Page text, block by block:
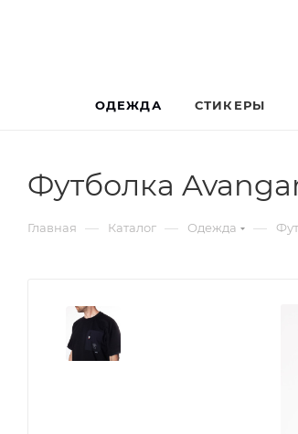
ОДЕЖДА СТИКЕРЫ
Футболка
Главная — Каталог — Одежда —